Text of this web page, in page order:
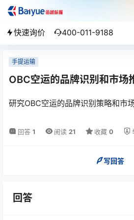
快速询价 400-011-9188
手提运输
OBC空运的品牌识别和市场
研究OBC空运的品牌识别策略和市
回答 1 阅读 21 收藏 0
写回答
回答